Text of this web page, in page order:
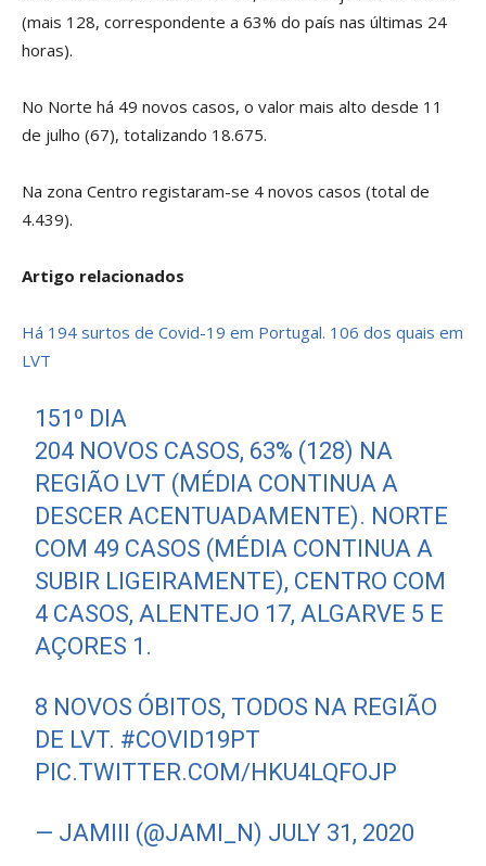
(mais 128, correspondente a 63% do país nas últimas 24
horas).
No Norte há 49 novos casos, o valor mais alto desde 11
de julho (67), totalizando 18.675.
Na zona Centro registaram-se 4 novos casos (total de
4.439).
Artigo relacionados
Há 194 surtos de Covid-19 em Portugal. 106 dos quais em
LVT
151º DIA
204 NOVOS CASOS, 63% (128) NA
REGIÃO LVT (MÉDIA CONTINUA A
DESCER ACENTUADAMENTE). NORTE
COM 49 CASOS (MÉDIA CONTINUA A
SUBIR LIGEIRAMENTE), CENTRO COM
4 CASOS, ALENTEJO 17, ALGARVE 5 E
AÇORES 1.
8 NOVOS ÓBITOS, TODOS NA REGIÃO
DE LVT. #COVID19PT
PIC.TWITTER.COM/HKU4LQFOJP
— JAMIII (@JAMI_N) JULY 31, 2020